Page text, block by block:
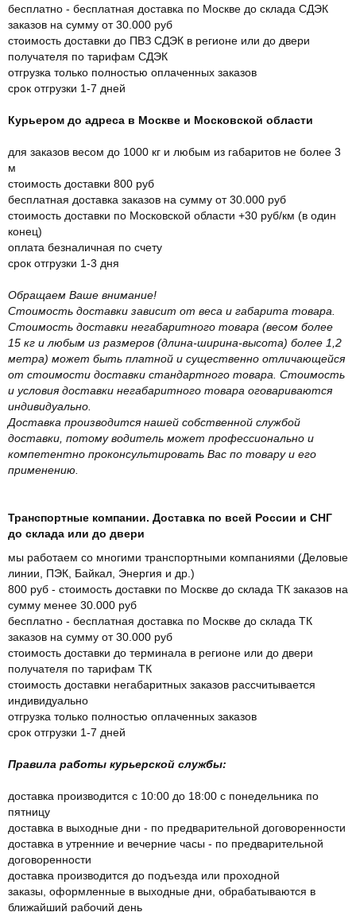
бесплатно - бесплатная доставка по Москве до склада СДЭК
заказов на сумму от 30.000 руб
стоимость доставки до ПВЗ СДЭК в регионе или до двери
получателя по тарифам СДЭК
отгрузка только полностью оплаченных заказов
срок отгрузки 1-7 дней
Курьером до адреса в Москве и Московской области
для заказов весом до 1000 кг и любым из габаритов не более 3
м
стоимость доставки 800 руб
бесплатная доставка заказов на сумму от 30.000 руб
стоимость доставки по Московской области +30 руб/км (в один
конец)
оплата безналичная по счету
срок отгрузки 1-3 дня
Обращаем Ваше внимание!
Стоимость доставки зависит от веса и габарита товара.
Стоимость доставки негабаритного товара (весом более
15 кг и любым из размеров (длина-ширина-высота) более 1,2
метра) может быть платной и существенно отличающейся
от стоимости доставки стандартного товара. Стоимость
и условия доставки негабаритного товара оговариваются
индивидуально.
Доставка производится нашей собственной службой
доставки, потому водитель может профессионально и
компетентно проконсультировать Вас по товару и его
применению.
Транспортные компании. Доставка по всей России и СНГ
до склада или до двери
мы работаем со многими транспортными компаниями (Деловые
линии, ПЭК, Байкал, Энергия и др.)
800 руб - стоимость доставки по Москве до склада ТК заказов на
сумму менее 30.000 руб
бесплатно - бесплатная доставка по Москве до склада ТК
заказов на сумму от 30.000 руб
стоимость доставки до терминала в регионе или до двери
получателя по тарифам ТК
стоимость доставки негабаритных заказов рассчитывается
индивидуально
отгрузка только полностью оплаченных заказов
срок отгрузки 1-7 дней
Правила работы курьерской службы:
доставка производится с 10:00 до 18:00 с понедельника по
пятницу
доставка в выходные дни - по предварительной договоренности
доставка в утренние и вечерние часы - по предварительной
договоренности
доставка производится до подъезда или проходной
заказы, оформленные в выходные дни, обрабатываются в
ближайший рабочий день